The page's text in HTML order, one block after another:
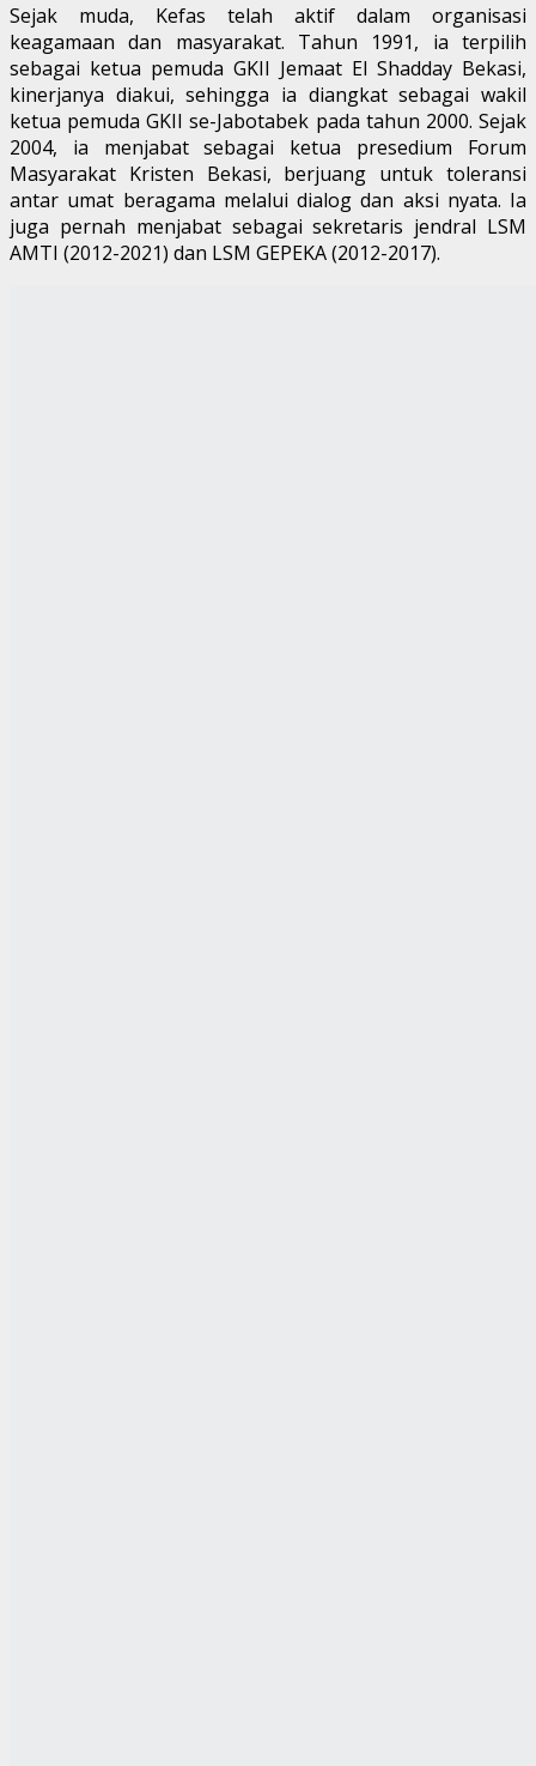
Sejak muda, Kefas telah aktif dalam organisasi
keagamaan dan masyarakat. Tahun 1991, ia terpilih
sebagai ketua pemuda GKII Jemaat El Shadday Bekasi,
kinerjanya diakui, sehingga ia diangkat sebagai wakil
ketua pemuda GKII se-Jabotabek pada tahun 2000. Sejak
2004, ia menjabat sebagai ketua presedium Forum
Masyarakat Kristen Bekasi, berjuang untuk toleransi
antar umat beragama melalui dialog dan aksi nyata. Ia
juga pernah menjabat sebagai sekretaris jendral LSM
AMTI (2012-2021) dan LSM GEPEKA (2012-2017).